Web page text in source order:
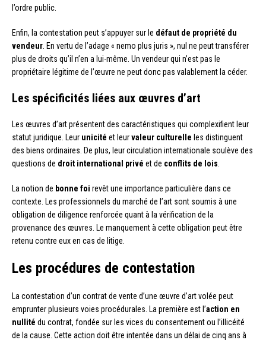
l’ordre public.
Enfin, la contestation peut s’appuyer sur le défaut de propriété du
vendeur . En vertu de l’adage « nemo plus juris », nul ne peut transférer
plus de droits qu’il n’en a lui-même. Un vendeur qui n’est pas le
propriétaire légitime de l’œuvre ne peut donc pas valablement la céder.
Les spécificités liées aux œuvres d’art
Les œuvres d’art présentent des caractéristiques qui complexifient leur
statut juridique. Leur unicité et leurvaleur culturelle les distinguent
des biens ordinaires. De plus, leur circulation internationale soulève des
questions de droit international privé et de conflits de lois
La notion de bonne foi revêt une importance particulière dans ce
contexte. Les professionnels du marché de l’art sont soumis à une
obligation de diligence renforcée quant à la vérification de la
provenance des œuvres. Le manquement à cette obligation peut être
retenu contre eux en cas de litige.
Les procédures de contestation
La contestation d’un contrat de vente d’une œuvre d’art volée peut
emprunter plusieurs voies procédurales. La première est l’action en
nullité du contrat, fondée sur les vices du consentement ou l’illicéité
de la cause. Cette action doit être intentée dans un délai de cinq ans à